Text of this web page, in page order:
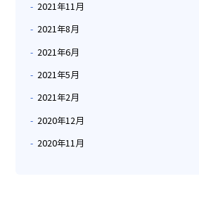
2021年11月
2021年8月
2021年6月
2021年5月
2021年2月
2020年12月
2020年11月